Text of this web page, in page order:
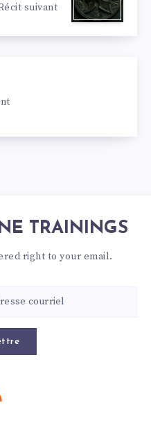
suivant
TRAININGS
right to your email.